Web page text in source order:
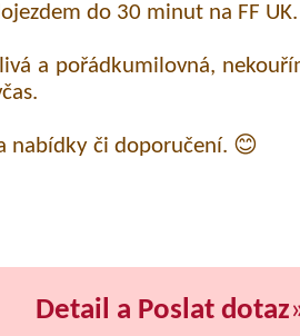
do 30 minut na FF UK.
a pořádkumilovná,
nabídky či doporučení. 😊
Detail a Poslat dotaz